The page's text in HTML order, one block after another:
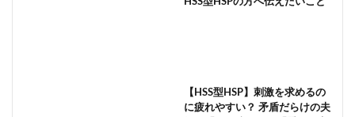
【HSS型HSP】刺激を求めるの
に疲れやすい？ 矛盾だらけの夫